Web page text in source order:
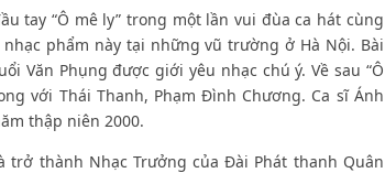
tay “Ô mê ly” trong một lần vui đùa ca hát cùng
phẩm này tại những vũ trường ở Hà Nội. Bài
Văn Phụng được giới yêu nhạc chú ý. Về sau “Ô
với Thái Thanh, Phạm Đình Chương. Ca sĩ Ánh
thập niên 2000.
trở thành Nhạc Trưởng của Đài Phát thanh Quân